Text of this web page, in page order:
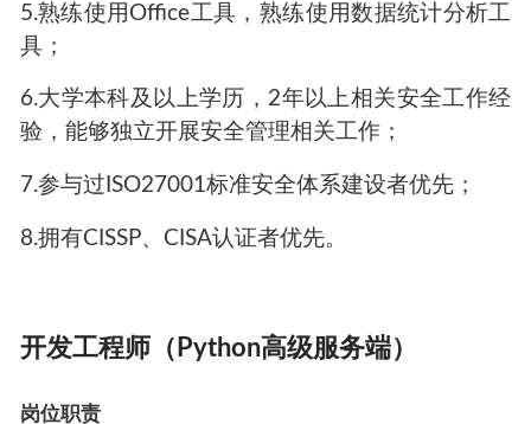
5.熟练使用Office工具，熟练使用数据统计分析工
具；
6.大学本科及以上学历，2年以上相关安全工作经
验，能够独立开展安全管理相关工作；
7.参与过ISO27001标准安全体系建设者优先；
8.拥有CISSP、CISA认证者优先。
开发工程师（Python高级服务端）
岗位职责